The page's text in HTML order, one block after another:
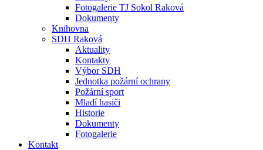
Fotogalerie TJ Sokol Raková
Dokumenty
Knihovna
SDH Raková
Aktuality
Kontakty
Výbor SDH
Jednotka požární ochrany
Požární sport
Mladí hasiči
Historie
Dokumenty
Fotogalerie
Kontakt